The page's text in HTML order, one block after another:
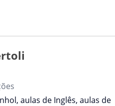
aulas de Inglês, aulas de